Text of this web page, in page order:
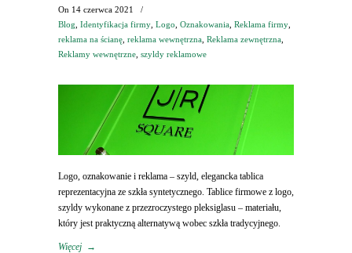
On 14 czerwca 2021
/
Blog Identyfikacja firmy Logo Oznakowania Reklama firmy
reklama na ścianę reklama wewnętrzna Reklama zewnętrzna
Reklamy wewnętrzne szyldy reklamowe
Logo, oznakowanie i reklama – szyld, elegancka tablica
reprezentacyjna ze szkła syntetycznego. Tablice firmowe z logo,
szyldy wykonane z przezroczystego pleksiglasu – materiału,
który jest praktyczną alternatywą wobec szkła tradycyjnego.
Więcej →